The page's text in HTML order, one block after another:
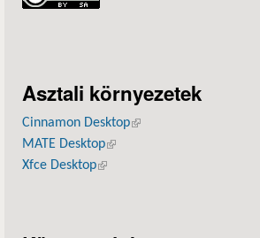
Asztali környezetek
Cinnamon Desktop(külső hivatkozás)
MATE Desktop(külső hivatkozás)
Xfce Desktop(külső hivatkozás)